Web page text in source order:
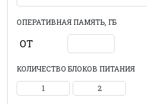
ОПЕРАТИВНАЯ ПАМЯТЬ, ГБ
ОТ
КОЛИЧЕСТВО БЛОКОВ ПИТАНИЯ
1 2